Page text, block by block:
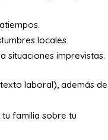
locales.
situaciones imprevistas.
laboral), además de
familia sobre tu